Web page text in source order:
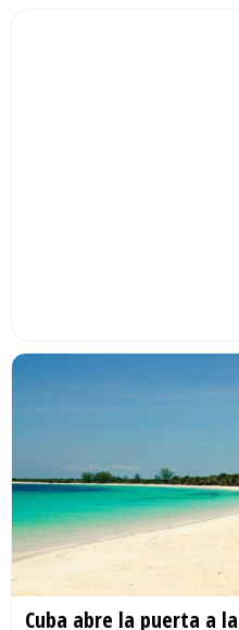
Cuba abre la puerta a